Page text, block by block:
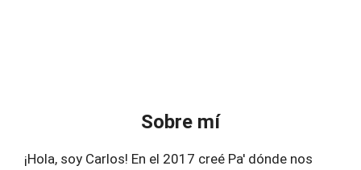
Sobre mí
¡Hola, soy Carlos! En el 2017 creé Pa' dónde nos